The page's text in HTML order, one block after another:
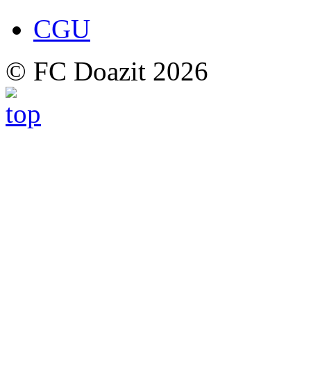
CGU
© FC Doazit 2026